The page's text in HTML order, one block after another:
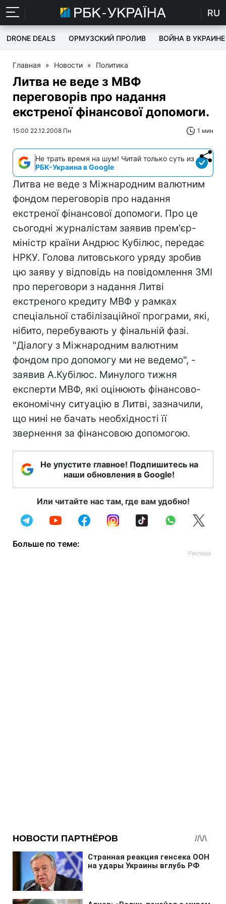
RU
DRONE DEALS ОРМУЗСКИЙ ПРОЛИВ ВОЙНА В УКРАИНЕ
Главная » Новости » Политика
Литва не веде з МВФ
переговорів про надання
екстреної фінансової допомоги.
15:00 22.12.2008 Пн 1 мин
Не трать время на шум! Читай только суть из
РБК-Украина в Google
Литва не веде з Міжнародним валютним
фондом переговорів про надання
екстреної фінансової допомоги. Про це
сьогодні журналістам заявив прем'єр-
міністр країни Андрюс Кубілюс, передає
НРКУ. Голова литовського уряду зробив
цю заяву у відповідь на повідомлення ЗМІ
про переговори з надання Литві
екстреного кредиту МВФ у рамках
спеціальної стабілізаційної програми, які,
нібито, перебувають у фінальній фазі.
"Діалогу з Міжнародним валютним
фондом про допомогу ми не ведемо", -
заявив А.Кубілюс. Минулого тижня
експерти МВФ, які оцінюють фінансово-
економічну ситуацію в Литві, зазначили,
що нині не бачать необхідності її
звернення за фінансовою допомогою.
Не упустите главное! Подпишитесь на
наши обновления в Google!
Или читайте нас там, где вам удобно!
Больше по теме: